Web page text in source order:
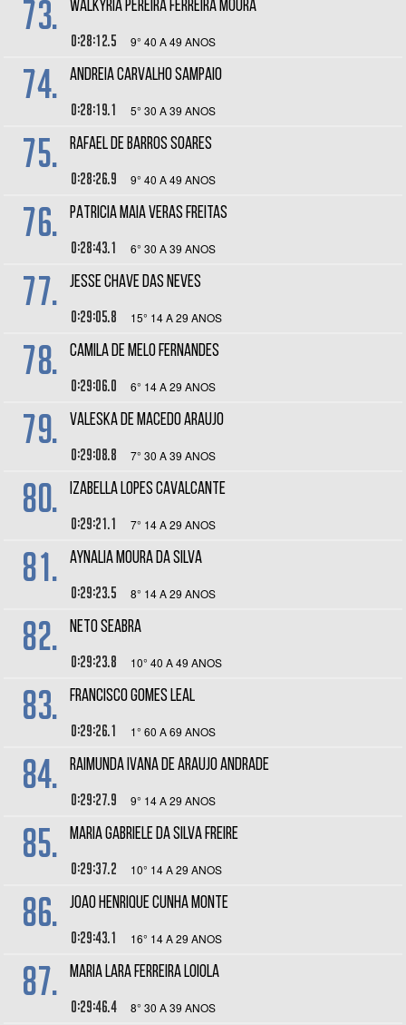
73. WALKYRIA PEREIRA FERREIRA MOURA
0:28:12.5 9° 40 A 49 ANOS
74. ANDREIA CARVALHO SAMPAIO
0:28:19.1 5° 30 A 39 ANOS
75. RAFAEL DE BARROS SOARES
0:28:26.9 9° 40 A 49 ANOS
76. PATRICIA MAIA VERAS FREITAS
0:28:43.1 6° 30 A 39 ANOS
77. JESSE CHAVE DAS NEVES
0:29:05.8 15° 14 A 29 ANOS
78. CAMILA DE MELO FERNANDES
0:29:06.0 6° 14 A 29 ANOS
79. VALESKA DE MACEDO ARAUJO
0:29:08.8 7° 30 A 39 ANOS
80. IZABELLA LOPES CAVALCANTE
0:29:21.1 7° 14 A 29 ANOS
81. AYNALIA MOURA DA SILVA
0:29:23.5 8° 14 A 29 ANOS
82. NETO SEABRA
0:29:23.8 10° 40 A 49 ANOS
83. FRANCISCO GOMES LEAL
0:29:26.1 1° 60 A 69 ANOS
84. RAIMUNDA IVANA DE ARAUJO ANDRADE
0:29:27.9 9° 14 A 29 ANOS
85. MARIA GABRIELE DA SILVA FREIRE
0:29:37.2 10° 14 A 29 ANOS
86. JOAO HENRIQUE CUNHA MONTE
0:29:43.1 16° 14 A 29 ANOS
87. MARIA LARA FERREIRA LOIOLA
0:29:46.4 8° 30 A 39 ANOS